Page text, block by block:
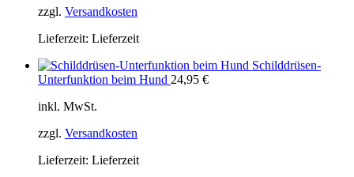
zzgl. Versandkosten
Lieferzeit: Lieferzeit
Schilddrüsen-
Unterfunktion beim Hund 24,95 €
inkl. MwSt.
zzgl. Versandkosten
Lieferzeit: Lieferzeit